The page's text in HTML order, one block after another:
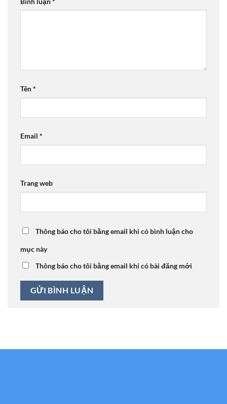
Tên*
Email *
Trang web
Thông báo cho tôi bằng email khi có bình luận cho
mục này
Thông báo cho tôi bằng email khi có bài đăng mới